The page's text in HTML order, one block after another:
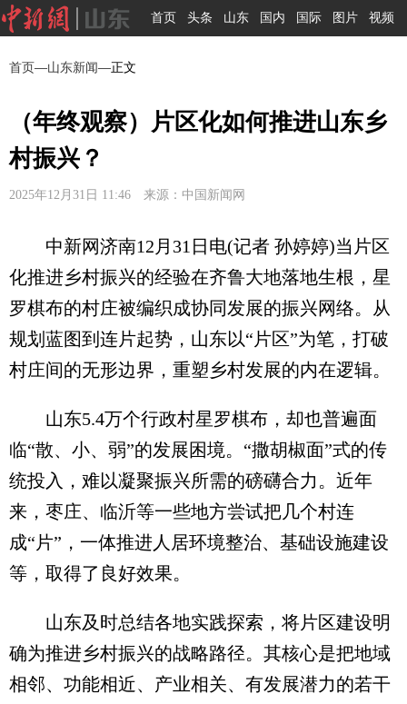
首页 头条 山东 国内 国际 图片 视频
首页—山东新闻—正文
（年终观察）片区化如何推进山东乡
村振兴？
2025年12月31日 11:46 来源：中国新闻网
中新网济南12月31日电(记者 孙婷婷)当片区
化推进乡村振兴的经验在齐鲁大地落地生根，星
罗棋布的村庄被编织成协同发展的振兴网络。从
规划蓝图到连片起势，山东以“片区”为笔，打破
村庄间的无形边界，重塑乡村发展的内在逻辑。
山东5.4万个行政村星罗棋布，却也普遍面
临“散、小、弱”的发展困境。“撒胡椒面”式的传
统投入，难以凝聚振兴所需的磅礴合力。近年
来，枣庄、临沂等一些地方尝试把几个村连
成“片”，一体推进人居环境整治、基础设施建设
等，取得了良好效果。
山东及时总结各地实践探索，将片区建设明
确为推进乡村振兴的战略路径。其核心是把地域
相邻、功能相近、产业相关、有发展潜力的若干